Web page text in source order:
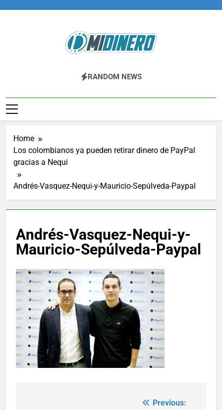
Midinero.co
Fintech, Criptomonedas
RANDOM NEWS
Home
Los colombianos ya pueden retirar dinero de PayPal
gracias a Nequi
Andrés-Vasquez-Nequi-y-Mauricio-Sepúlveda-Paypal
Andrés-Vasquez-Nequi-y-
Mauricio-Sepúlveda-Paypal
Previous: